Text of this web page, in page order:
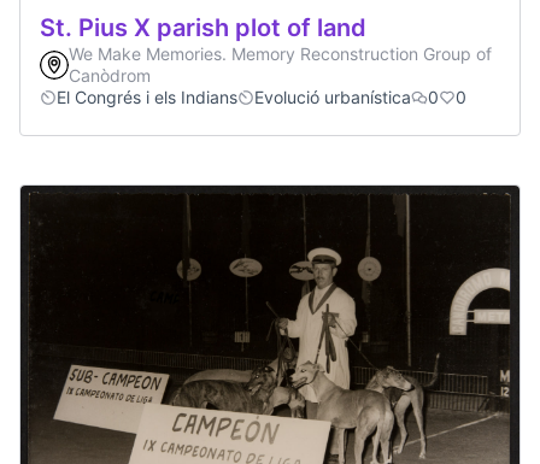
St. Pius X parish plot of land
We Make Memories. Memory Reconstruction Group of
Canòdrom
El Congrés i els Indians
Evolució urbanística 0 0